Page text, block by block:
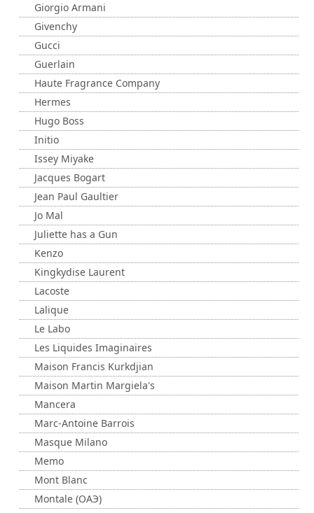
Giorgio Armani
Givenchy
Gucci
Guerlain
Haute Fragrance Company
Hermes
Hugo Boss
Initio
Issey Miyake
Jacques Bogart
Jean Paul Gaultier
Jo Mal
Juliette has a Gun
Kenzo
Kingkydise Laurent
Lacoste
Lalique
Le Labo
Les Liquides Imaginaires
Maison Francis Kurkdjian
Maison Martin Margiela's
Mancera
Marc-Antoine Barrois
Masque Milano
Memo
Mont Blanc
Montale (ОАЭ)